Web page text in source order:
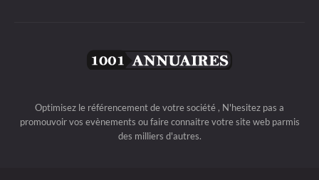
Optimisez le référencement de votre société , N'hesitez pas a
promouvoir vos evènements ou faire connaitre votre site web parmis
des milliers d'autres.